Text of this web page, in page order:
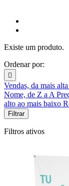
Existe um produto.
Ordenar por:

Vendas, da mais
Nome, de Z a A
alto ao mais baixo
Filtrar
Filtros ativos